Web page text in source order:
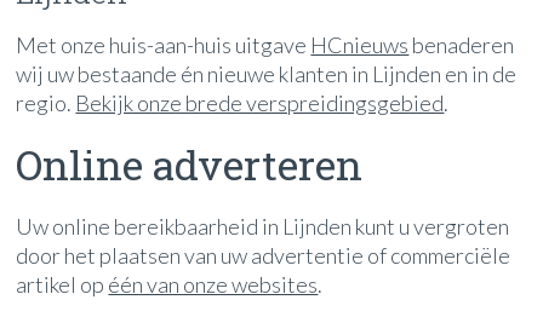
Met onze huis-aan-huis uitgave HCnieuws benaderen
wij uw bestaande én nieuwe klanten in Lijnden en in de
regio. Bekijk onze brede verspreidingsgebied.
Online adverteren
Uw online bereikbaarheid in Lijnden kunt u vergroten
door het plaatsen van uw advertentie of commerciële
artikel op één van onze websites.